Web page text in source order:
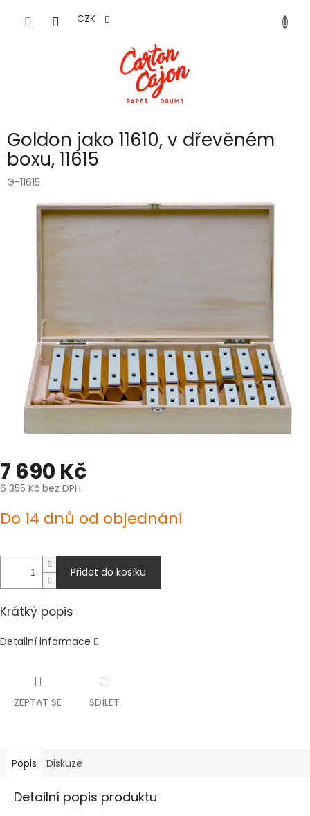
CZK
Goldon jako 11610, v dřevěném
boxu, 11615
G-11615
7 690 Kč
6 355 Kč bez DPH
cena:
Do 14 dnů od objednání
Přidat do košíku
Krátký popis
Detailní informace
ZEPTAT SE SDÍLET
Popis Diskuze
Detailní popis produktu